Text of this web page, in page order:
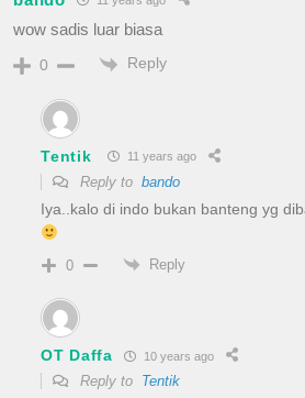
wow sadis luar biasa
0 Reply
Tentik 11 years ago
Reply tobando
Iya..kalo di indo bukan banteng yg
0 Reply
OT Daffa 10 years ago
Reply to Tentik